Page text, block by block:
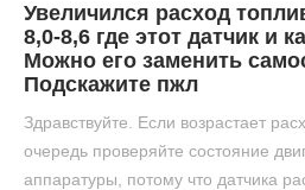
Увеличился расход
8,0-8,6 где этот датчик и
Можно его заменить
Подскажите пжл
Здравствуйте. Если возрастает
очередь проверяйте состояние
аппаратуры, потому что датчика